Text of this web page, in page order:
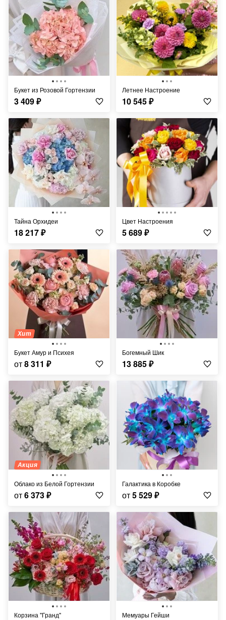
Букет из Розовой Гортензии
3 409₽
Летнее Настроение
10 545₽
Тайна Орхидеи
18 217₽
Цвет Настроения
5 689₽
Хит
Букет Амур и Психея
от8 311 ₽
Богемный Шик
13 885₽
Акция
Облако из Белой Гортензии
от6 373₽
Галактика в Коробке
от5 529₽
Корзина "Гранд" Мемуары Гейши